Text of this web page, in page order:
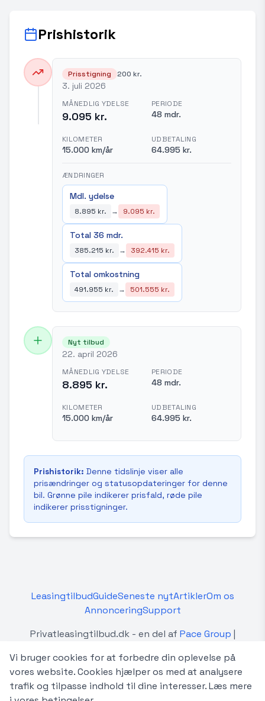
Prishistorik
Prisstigning 200 kr.
3. juli 2026
MÅNEDLIG YDELSE
9.095 kr.
PERIODE
48 mdr.
KILOMETER
15.000 km/år
UDBETALING
64.995 kr.
ÆNDRINGER
Mdl. ydelse
8.895 kr. → 9.095 kr.
Total 36 mdr.
385.215 kr. → 392.415 kr.
Total omkostning
491.955 kr. → 501.555 kr.
Nyt tilbud
22. april 2026
MÅNEDLIG YDELSE
8.895 kr.
PERIODE
48 mdr.
KILOMETER
15.000 km/år
UDBETALING
64.995 kr.
Prishistorik: Denne tidslinje viser alle
prisændringer og statusopdateringer for denne
bil. Grønne pile indikerer prisfald, røde pile
indikerer prisstigninger.
LeasingtilbudGuideSeneste nytArtiklerOm os
AnnonceringSupport
Privatleasingtilbud.dk - en del af Pace Group |
Privatleasingtilbud.dk er en uafhængig platform, der
sammenligner privatleasingtilbud fra forskellige
forhandlere og udbydere i Danmark. Vi er ikke
Vi bruger cookies for at forbedre din oplevelse på
vores website. Cookies hjælper os med at analysere
trafik og tilpasse indhold til dine interesser.Læs mere